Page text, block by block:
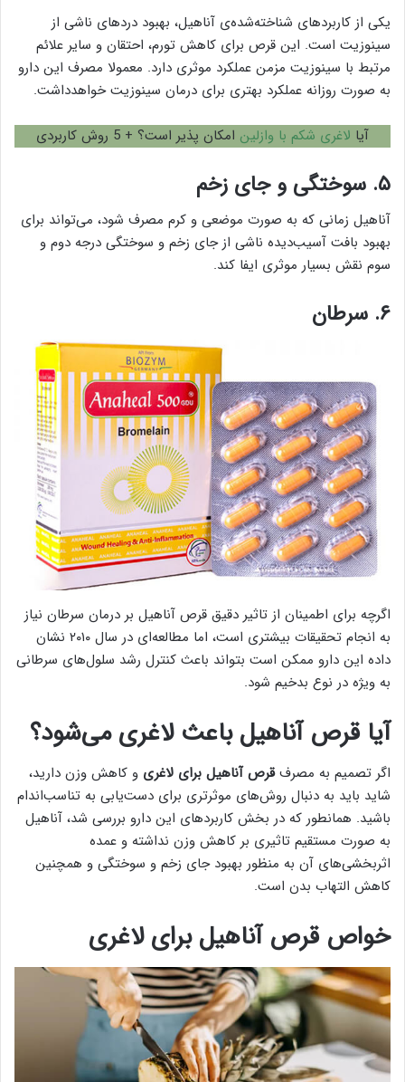
یکی از کاربردهای شناخته‌شد‌ه‌ی آناهیل، بهبود دردهای ناشی از
سینوزیت است. این قرص برای کاهش تورم، احتقان و سایر علائم
مرتبط با سینوزیت مزمن عملکرد موثری دارد. معمولا مصرف این دارو
به صورت روزانه عملکرد بهتری برای درمان سینوزیت خواهدداشت.
آیا لاغری شکم با وازلین امکان پذیر است؟ + 5 روش کاربردی
۵. سوختگی و جای زخم
آناهیل زمانی که به صورت موضعی و کرم مصرف شود، می‌تواند برای
بهبود بافت آسیب‌دیده ناشی از جای زخم و سوختگی درجه دوم و
سوم نقش بسیار موثری ایفا کند.
۶. سرطان
اگرچه برای اطمینان از تاثیر دقیق قرص آناهیل بر درمان سرطان نیاز
به انجام تحقیقات بیشتری است، اما مطالعه‌ای در سال ۲۰۱۰ نشان
داده این دارو ممکن است بتواند باعث کنترل رشد سلول‌های سرطانی
به ویژه در نوع بدخیم شود.
آیا قرص آناهیل باعث لاغری می‌شود؟
اگر تصمیم به مصرفقرص آناهیل برای لاغری و کاهش وزن دارید،
شاید باید به دنبال روش‌های موثرتری برای دست‌یابی به تناسب‌اندام
باشید. همانطور که در بخش کاربردهای این دارو بررسی شد، آناهیل
به صورت مستقیم تاثیری بر کاهش وزن نداشته و عمده
اثربخشی‌های آن به منظور بهبود جای زخم و سوختگی و همچنین
کاهش التهاب بدن است.
خواص قرص آناهیل برای لاغری